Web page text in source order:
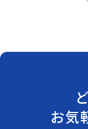
お気